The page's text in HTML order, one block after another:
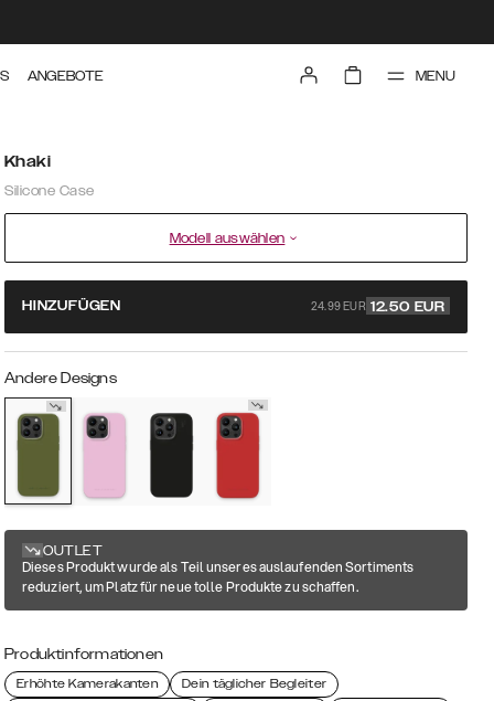
ANGEBOTE MENU
Khaki
Silicone Case
Modell auswählen
HINZUFÜGEN 24.99 EUR 12.50 EUR
Andere Designs
OUTLET
Dieses Produkt wurde als Teil unseres auslaufenden Sortiments
reduziert, um Platz für neue tolle Produkte zu schaffen.
Produktinformationen
Erhöhte Kamerakanten
Dein täglicher Begleiter